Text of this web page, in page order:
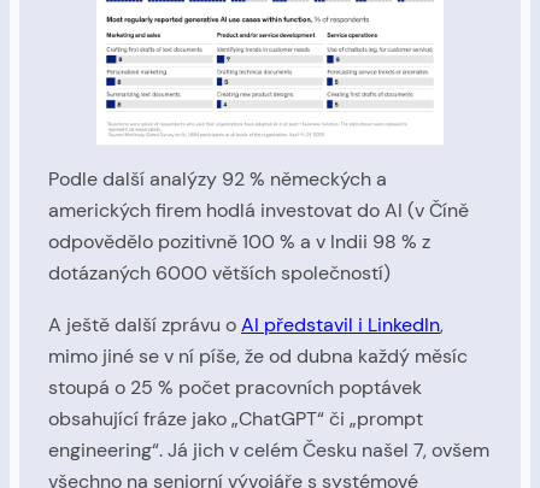
Podle další analýzy 92 % německých a
amerických firem hodlá investovat do AI (v Číně
odpovědělo pozitivně 100 % a v Indii 98 % z
dotázaných 6000 větších společností)
A ještě další zprávu oAI představil i LinkedIn,
mimo jiné se v ní píše, že od dubna každý měsíc
stoupá o 25 % počet pracovních poptávek
obsahující fráze jako „ChatGPT“ či „prompt
engineering“. Já jich v celém Česku našel 7, ovšem
všechno na seniorní vývojáře s systémové